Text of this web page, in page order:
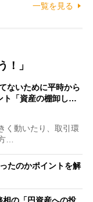
一覧を見る
！」
ないために平時から
ト「資産の棚卸し…
く動いたり、取引環
…
たのかポイントを解
相の「円資産への投